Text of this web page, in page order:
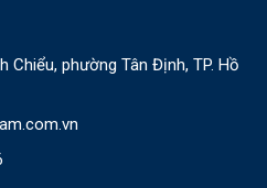
Chiểu, phường Tân Định, TP. Hồ